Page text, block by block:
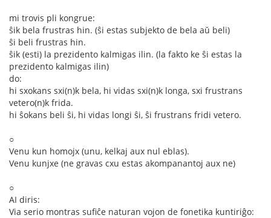
mi trovis pli kongrue:
ŝik bela frustras hin. (ŝi estas subjekto de bela aŭ beli)
ŝi beli frustras hin.
ŝik (esti) la prezidento kalmigas ilin. (la fakto ke ŝi estas la
prezidento kalmigas ilin)
do:
hi sxokans sxi(n)k bela, hi vidas sxi(n)k longa, sxi frustrans
vetero(n)k frida.
hi ŝokans beli ŝi, hi vidas longi ŝi, ŝi frustrans fridi vetero.
○
Venu kun homojx (unu, kelkaj aux nul eblas).
Venu kunjxe (ne gravas cxu estas akompanantoj aux ne)
○
AI diris:
Via serio montras sufiĉe naturan vojon de fonetika kuntiriĝo: